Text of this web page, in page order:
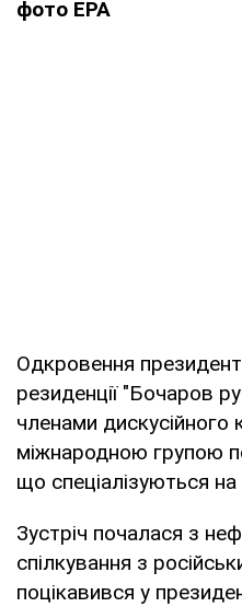
фото ЕРА
Одкровення
резиденції "Бочаров
членами дискусійного
міжнародною групою
що спеціалізуються на
Зустріч почалася з
спілкування з
поцікавився у